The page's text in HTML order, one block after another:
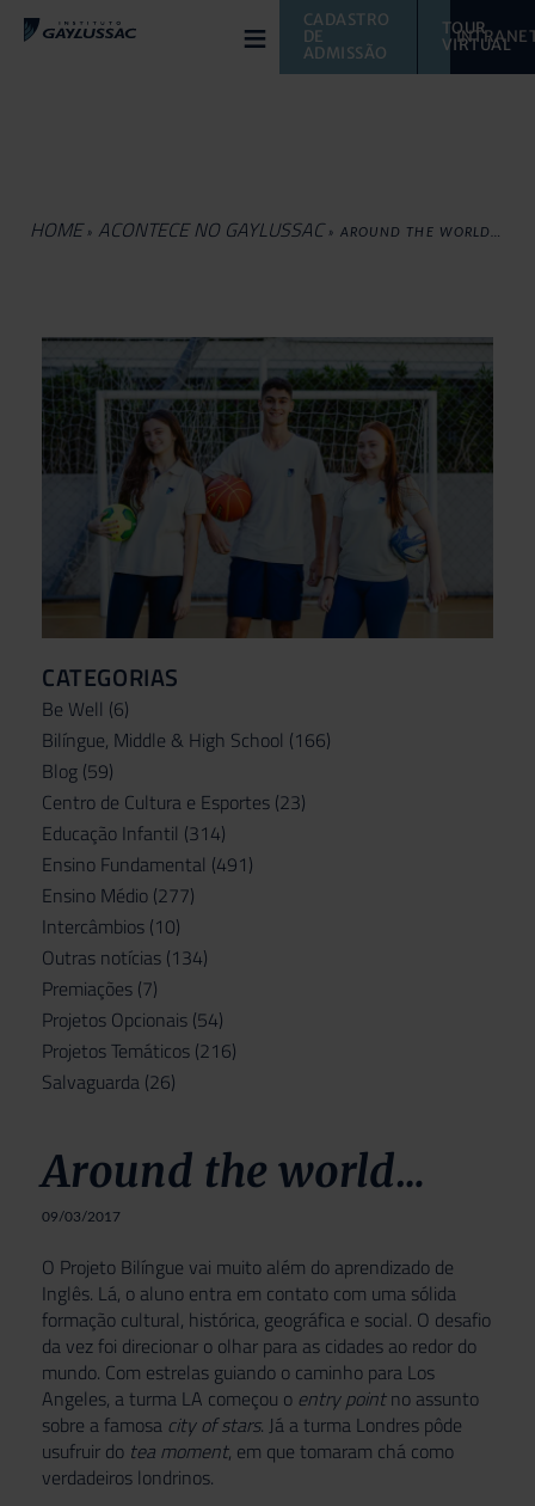
≡
CADASTRO
DE
ADMISSÃO
TOUR
VIRTUAL
HOME » ACONTECE NO GAYLUSSAC » AROUND THE WORLD…
CATEGORIAS
Be Well (6)
Bilíngue, Middle & High School (166)
Blog (59)
Centro de Cultura e Esportes (23)
Educação Infantil (314)
Ensino Fundamental (491)
Ensino Médio (277)
Intercâmbios (10)
Outras notícias (134)
Premiações (7)
Projetos Opcionais (54)
Projetos Temáticos (216)
Salvaguarda (26)
Around the world…
09/03/2017
O Projeto Bilíngue vai muito além do aprendizado de
Inglês. Lá, o aluno entra em contato com uma sólida
formação cultural, histórica, geográfica e social. O desafio
da vez foi direcionar o olhar para as cidades ao redor do
mundo. Com estrelas guiando o caminho para Los
Angeles, a turma LA começou o entry pointno assunto
sobre a famosa city of stars. Já a turma Londres pôde
usufruir do tea moment, em que tomaram chá como
verdadeiros londrinos.